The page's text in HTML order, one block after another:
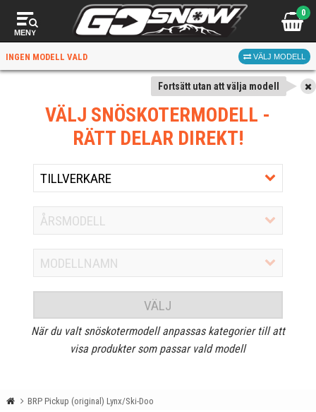
MENY
0
INGEN MODELL VALD VÄLJ MODELL
Fortsätt utan att välja modell
VÄLJ SNÖSKOTERMODELL -
RÄTT DELAR DIREKT!
VÄLJ
När du valt snöskotermodell anpassas kategorier till att
visa produkter som passar vald modell
BRP Pickup (original) Lynx/Ski-Doo